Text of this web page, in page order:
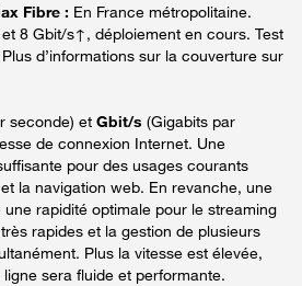
Fibre : En France métropolitaine.
8 Gbit/s↑, déploiement en cours. Test
d’informations sur la couverture sur
seconde) et Gbit/s (Gigabits par
de connexion Internet. Une
pour des usages courants
la navigation web. En revanche, une
rapidité optimale pour le streaming
rapides et la gestion de plusieurs
Plus la vitesse est élevée,
sera fluide et performante.